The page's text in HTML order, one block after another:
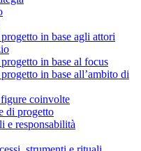
in base agli attori
in base al focus
in base all’ambito di
coinvolte
di progetto
e responsabilità